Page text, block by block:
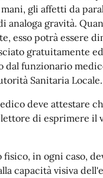
gli affetti da
analoga gravità.
esso potrà essere
gratuitamente
dal funzionario
Sanitaria Locale.
deve attestare
di esprimere il
in ogni caso,
capacità visiva